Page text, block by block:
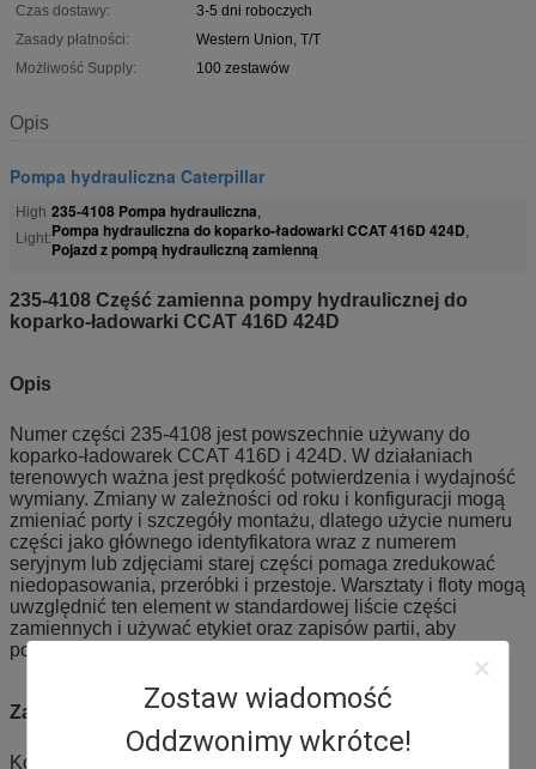
Zostaw wiadomość
Oddzwonimy wkrótce!
Czas dostawy:
3-5 dni roboczych
Zasady płatności:
Western Union, T/T
Możliwość Supply:
100 zestawów
Opis
Pompa hydrauliczna Caterpillar
High
Light:
235-4108 Pompa hydrauliczna,
Pompa hydrauliczna do koparko-ładowarki CCAT 416D 424D,
Pojazd z pompą hydrauliczną zamienną
235-4108 Część zamienna pompy hydraulicznej do
koparko-ładowarki CCAT 416D 424D
Opis
Numer części 235-4108 jest powszechnie używany do
koparko-ładowarek CCAT 416D i 424D. W działaniach
terenowych ważna jest prędkość potwierdzenia i wydajność
wymiany. Zmiany w zależności od roku i konfiguracji mogą
zmieniać porty i szczegóły montażu, dlatego użycie numeru
części jako głównego identyfikatora wraz z numerem
seryjnym lub zdjęciami starej części pomaga zredukować
niedopasowania, przeróbki i przestoje. Warsztaty i floty mogą
uwzględnić ten element w standardowej liście części
zamiennych i używać etykiet oraz zapisów partii, aby
poprawić wydajność liczenia zapasów i wydawania.
Zastosowanie
Konserwacja, naprawy, profilaktyczna wymiana i